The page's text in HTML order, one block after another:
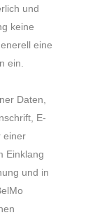
und
keine
eine
ein.
Daten,
E-
einer
Einklang
und in